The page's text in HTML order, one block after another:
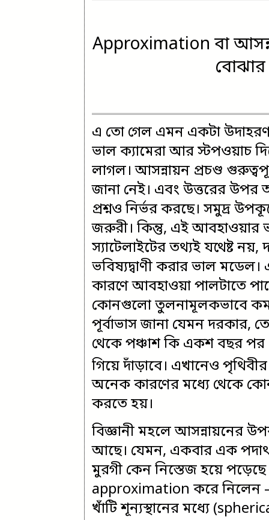
Approximation বা
বোঝার
এ তো গেল এমন একটা উদাহরণ
ভাল ক্যামেরা আর স্টপওয়াচ
লাগল। আসন্নায়ন প্রচণ্ড
জানা নেই। এবং উত্তরের
প্রশ্নও নির্ভর করছে। সমুদ্র
জরুরী। কিন্তু, এই আবহাওয়ার
স্যাটেলাইটের তথ্যই যথেষ্ট
ভবিষ্যদ্বাণী করার ভাল
কারণে আবহাওয়া পালটাতে
কোনগুলো তুলনামূলকভাবে
পূর্বাভাস জানা যেমন দরকার,
থেকে পঞ্চাশ কি একশ বছর পর
গিয়ে দাঁড়াবে। এখানেও
অনেক কারণের মধ্যে থেকে
করতে হয়।
বিজ্ঞানী মহলে আসন্নায়নের
আছে। যেমন, একবার এক
মুরগী কেন নিস্তেজ হয়ে
approximation করে নিলেন
খাঁটি শূন্যস্থানের মধ্যে